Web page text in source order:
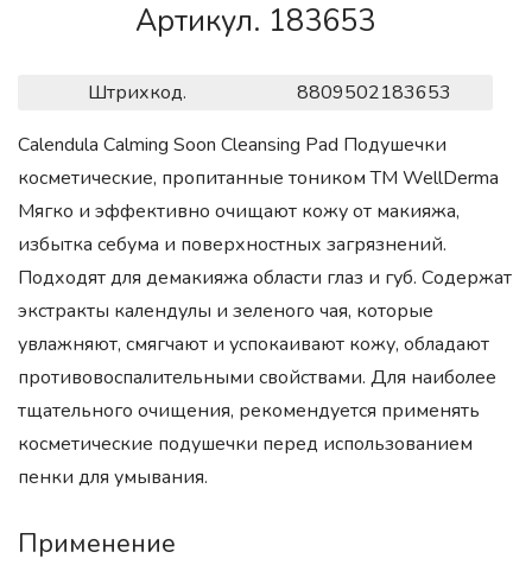
Артикул. 183653
Штрихкод.
8809502183653
Calendula Calming Soon Cleansing Pad Подушечки
косметические, пропитанные тоником ТМ WellDerma
Мягко и эффективно очищают кожу от макияжа,
избытка себума и поверхностных загрязнений.
Подходят для демакияжа области глаз и губ. Содержат
экстракты календулы и зеленого чая, которые
увлажняют, смягчают и успокаивают кожу, обладают
противовоспалительными свойствами. Для наиболее
тщательного очищения, рекомендуется применять
косметические подушечки перед использованием
пенки для умывания.
Применение